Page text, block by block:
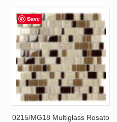
Save
0215/MG18 Multiglass Rosato